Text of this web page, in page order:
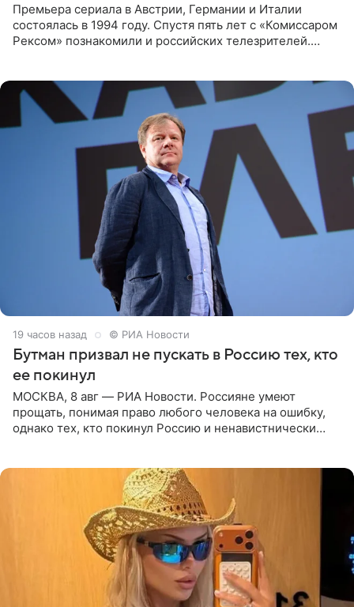
Премьера сериала в Австрии, Германии и Италии
состоялась в 1994 году. Спустя пять лет с «Комиссаром
Рексом» познакомили и российских телезрителей.
19 часов назад © РИА Новости
Бутман призвал не пускать в Россию тех, кто
ее покинул
МОСКВА, 8 авг — РИА Новости. Россияне умеют
прощать, понимая право любого человека на ошибку,
однако тех, кто покинул Россию и ненавистнически